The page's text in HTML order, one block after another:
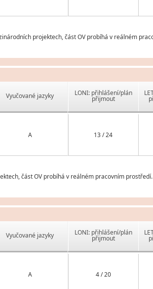
projektech, část OV probíhá v reálném
Vyučované jazyky
A
LONI: přihlášení/plán
přijmout
13 / 24
část OV probíhá v reálném pracovním prostředí.
Vyučované jazyky
A
LONI: přihlášení/plán
přijmout
4 / 20